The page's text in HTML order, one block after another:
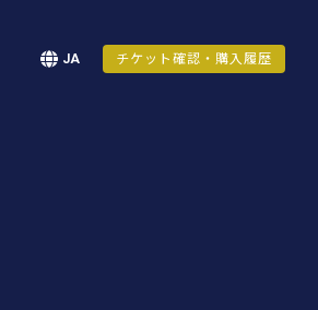
JA チケット確認・購入履歴